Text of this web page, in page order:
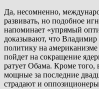
Да, несомненно,
развивать, но подобное
напоминает «упрямый
доказывают, что
политику на
пойдет на сокращение
ратует Обама. Кроме того,
мощные за последние
страдают и